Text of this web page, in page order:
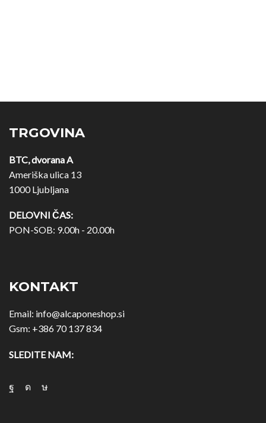
TRGOVINA
BTC, dvorana A
Ameriška ulica 13
1000 Ljubljana
DELOVNI ČAS:
PON-SOB: 9.00h - 20.00h
KONTAKT
Email: info@alcaponeshop.si
Gsm: +386 70 137 834
SLEDITE NAM: